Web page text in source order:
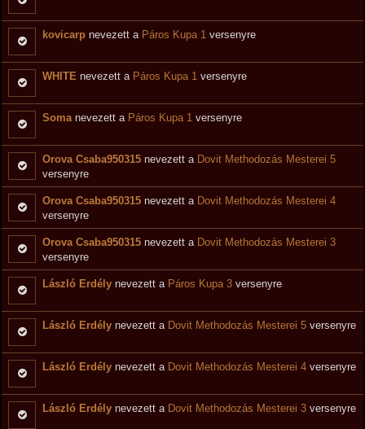
kovicarp nevezett a Páros Kupa 1 versenyre
WHITE nevezett a Páros Kupa 1 versenyre
Somanevezett a Páros Kupa 1 versenyre
Orova Csaba950315 nevezett a Dovit Methodozás Mesterei 5
versenyre
Orova Csaba950315 nevezett a Dovit Methodozás Mesterei 4
versenyre
Orova Csaba950315 nevezett a Dovit Methodozás Mesterei 3
versenyre
László Erdély nevezett a Páros Kupa 3 versenyre
László Erdély nevezett a Dovit Methodozás Mesterei 5 versenyre
László Erdély nevezett a Dovit Methodozás Mesterei 4 versenyre
László Erdély nevezett a Dovit Methodozás Mesterei 3 versenyre